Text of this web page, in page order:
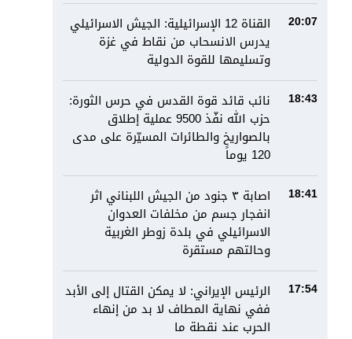
20:07
القناة 12 الإسرائيلية: الجيش الاسرائيلي
يدرس الانسحاب من نقاط في غزة
وتسليمها للقوة الدولية
18:43
نائب قائد قوة القدس في حرس الثورة:
حزب الله نفّذ 9500 عملية إطلاق
بالصواريخ والطائرات المسيّرة على مدى
120 يوماً
18:41
اصابة ٣ جنود من الجيش اللبناني اثر
انفجار جسم من مخلفات العدوان
الاسرائيلي في بلدة زوطر الغربية
وحالتهم مستقرة
17:54
الرئيس الإيراني: لا يمكن القتال إلى الأبد
ففي نهاية المطاف لا بد من إنهاء
الحرب عند نقطة ما